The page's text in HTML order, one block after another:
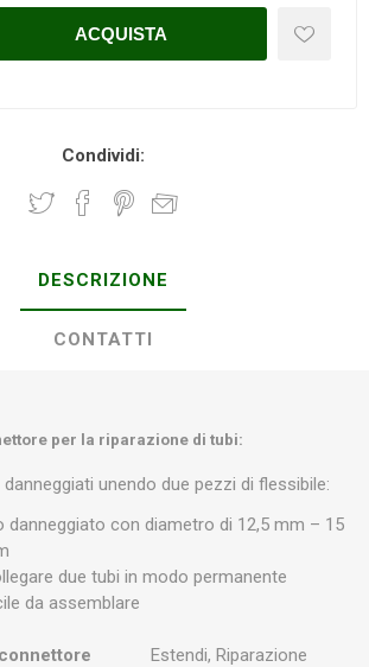
Condividi:
DESCRIZIONE
CONTATTI
per la riparazione di tubi:
unendo due pezzi di flessibile:
danneggiato con diametro di 12,5 mm – 15
due tubi in modo permanente
da assemblare
Estendi, Riparazione